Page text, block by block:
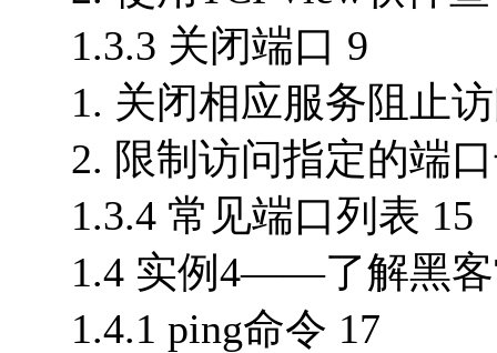
1.3.3 关闭端口 9
1. 关闭相应服务阻止
2. 限制访问指定的端
1.3.4 常见端口列表 15
1.4 实例4——了解黑客
1.4.1 ping命令 17